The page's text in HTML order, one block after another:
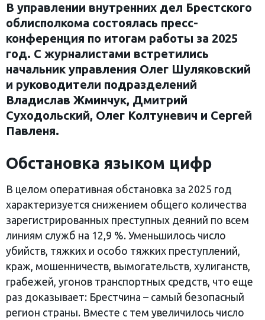
В управлении внутренних дел Брестского
облисполкома состоялась пресс-
конференция по итогам работы за 2025
год. С журналистами встретились
начальник управления Олег Шуляковский
и руководители подразделений
Владислав Жминчук, Дмитрий
Суходольский, Олег Колтуневич и Сергей
Павленя.
Обстановка языком цифр
В целом оперативная обстановка за 2025 год
характеризуется снижением общего количества
зарегистрированных преступных деяний по всем
линиям служб на 12,9 %. Уменьшилось число
убийств, тяжких и особо тяжких преступлений,
краж, мошенничеств, вымогательств, хулиганств,
грабежей, угонов транспортных средств, что еще
раз доказывает: Брестчина – самый безопасный
регион страны. Вместе с тем увеличилось число